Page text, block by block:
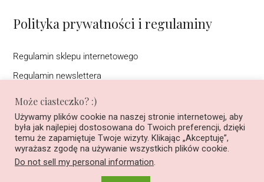
Polityka prywatności i regulaminy
Regulamin sklepu internetowego
Regulamin newslettera
Warunki korzystania ze strony interentowej (DSA)
Polityka prywatności
Regulamin konkursu na Instagramie pod nazwą ”Podziel się
historią, wygraj książkę”
Może ciasteczko? :)
Używamy plików cookie na naszej stronie internetowej, aby
była jak najlepiej dostosowana do Twoich preferencji, dzięki
temu że zapamiętuje Twoje wizyty. Klikając „Akceptuję”,
wyrażasz zgodę na używanie wszystkich plików cookie.
Do not sell my personal information.